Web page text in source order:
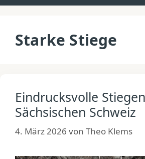
Starke Stiege
Eindrucksvolle
Sächsischen Schweiz
4. März 2026 von Theo Klems